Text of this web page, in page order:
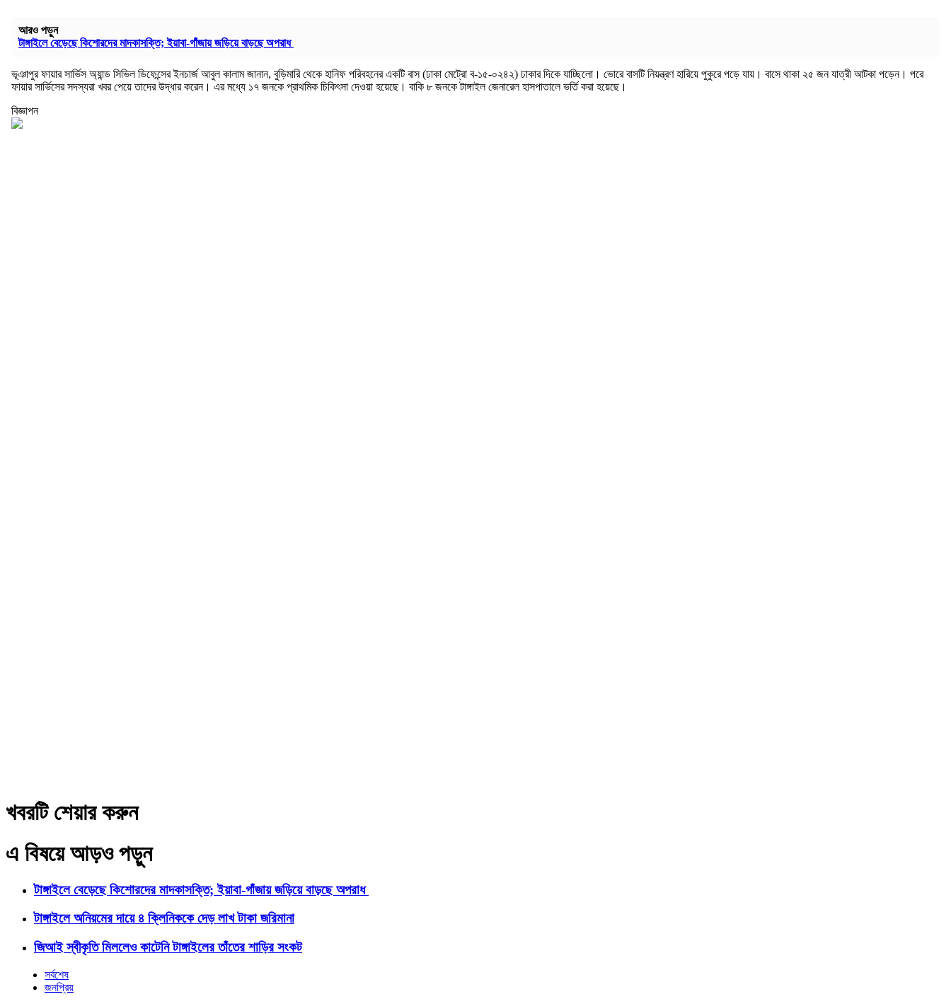
আরও পড়ুন
টাঙ্গাইলে বেড়েছে কিশোরদের মাদকাসক্তি; ইয়াবা-গাঁজায় জড়িয়ে বাড়ছে অপরাধ
ভূঞাপুর ফায়ার সার্ভিস অ্যান্ড সিভিল ডিফেন্সের ইনচার্জ আবুল কালাম জানান, বুড়িমারি থেকে হানিফ পরিবহনের একটি বাস (ঢাকা মেট্রো ব-১৫-০২৪২) ঢাকার দিকে যাচ্ছিলো। ভোরে বাসটি নিয়ন্ত্রণ হারিয়ে পুকুরে পড়ে যায়। বাসে থাকা ২৫ জন যাত্রী আটকা পড়েন। পরে
ফায়ার সার্ভিসের সদস্যরা খবর পেয়ে তাদের উদ্ধার করেন। এর মধ্যে ১৭ জনকে প্রাথমিক চিকিৎসা দেওয়া হয়েছে। বাকি ৮ জনকে টাঙ্গাইল জেনারেল হাসপাতালে ভর্তি করা হয়েছে।
বিজ্ঞাপন
খবরটি শেয়ার করুন
এ বিষয়ে আড়ও পড়ুন
টাঙ্গাইলে বেড়েছে কিশোরদের মাদকাসক্তি; ইয়াবা-গাঁজায় জড়িয়ে বাড়ছে অপরাধ
টাঙ্গাইলে অনিয়মের দায়ে ৪ ক্লিনিককে দেড় লাখ টাকা জরিমানা
জিআই স্বীকৃতি মিললেও কাটেনি টাঙ্গাইলের তাঁতের শাড়ির সংকট
সর্বশেষ
জনপ্রিয়